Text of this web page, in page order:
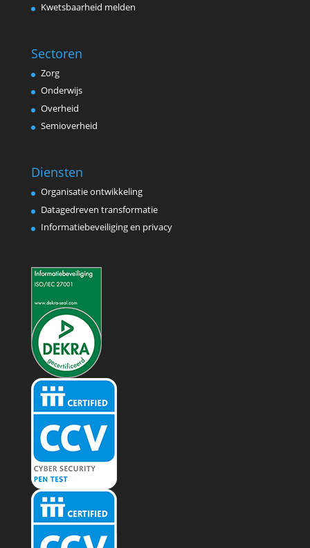
Kwetsbaarheid melden
Sectoren
Zorg
Onderwijs
Overheid
Semioverheid
Diensten
Organisatie ontwikkeling
Datagedreven transformatie
Informatiebeveiliging en privacy